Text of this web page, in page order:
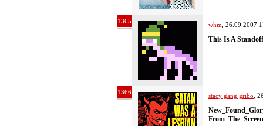
1365 whm , 26.09.2007
This Is A
1366 stacy gang gribo ,